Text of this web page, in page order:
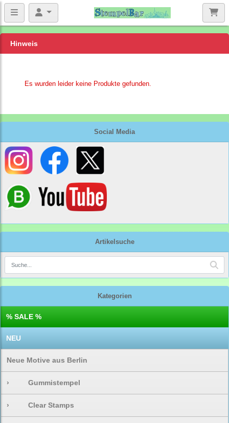
Social Media
Artikelsuche
Kategorien
% SALE %
NEU
Neue Motive aus Berlin
› Gummistempel
› Clear Stamps
Hinweis
Es wurden leider keine Produkte gefunden.